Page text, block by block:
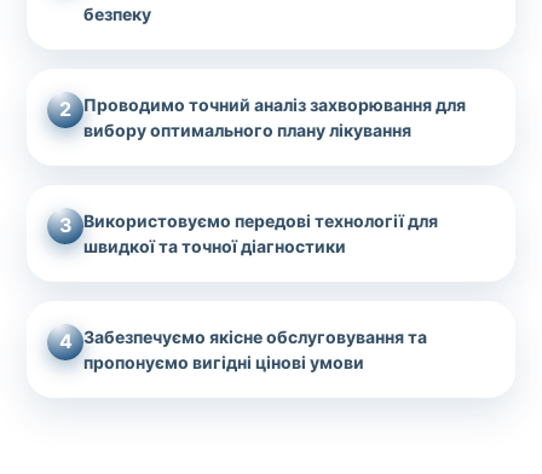
безпеку
2
Проводимо точний аналіз захворювання для
вибору оптимального плану лікування
3 Використовуємо передові технології для
швидкої та точної діагностики
4 Забезпечуємо якісне обслуговування та
пропонуємо вигідні цінові умови